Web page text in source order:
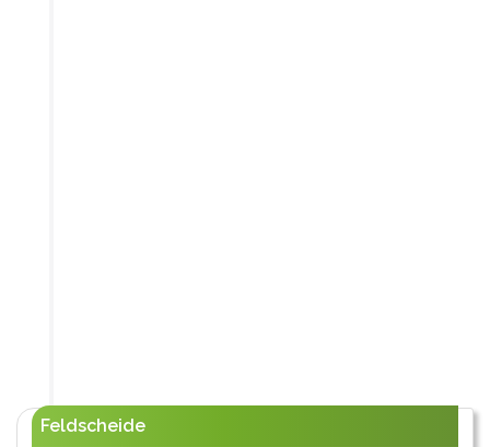
Feldscheide